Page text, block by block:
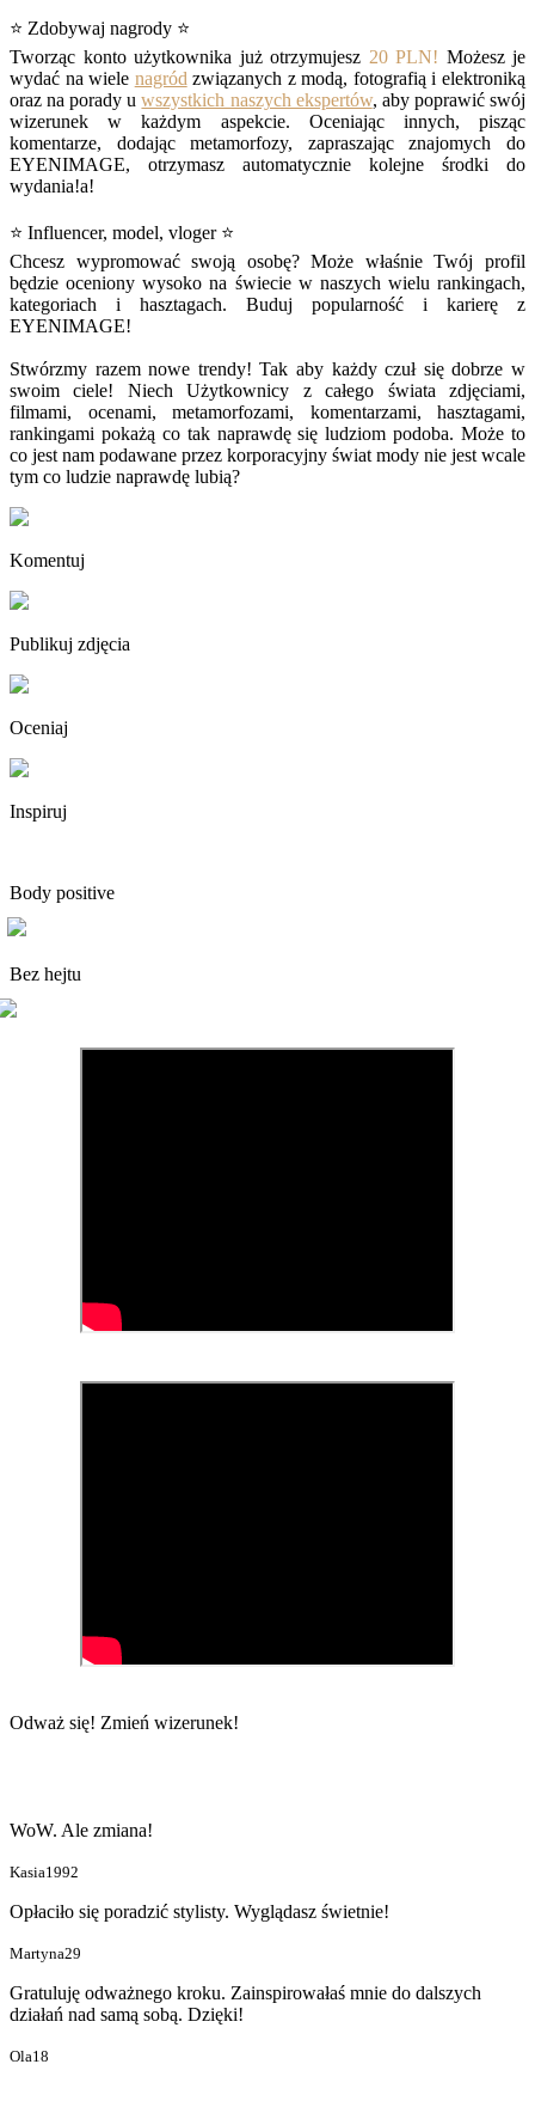
⭐ Zdobywaj nagrody ⭐
Tworząc konto użytkownika już otrzymujesz 20 PLN! Możesz je
wydać na wiele nagród związanych z modą, fotografią i elektroniką
oraz na porady uwszystkich naszych ekspertów, aby poprawić swój
wizerunek w każdym aspekcie. Oceniając innych, pisząc
komentarze, dodając metamorfozy, zapraszając znajomych do
EYENIMAGE, otrzymasz automatycznie kolejne środki do
wydania!a!
⭐ Influencer, model, vloger ⭐
Chcesz wypromować swoją osobę? Może właśnie Twój profil
będzie oceniony wysoko na świecie w naszych wielu rankingach,
kategoriach i hasztagach. Buduj popularność i karierę z
EYENIMAGE!
Stwórzmy razem nowe trendy! Tak aby każdy czuł się dobrze w
swoim ciele! Niech Użytkownicy z całego świata zdjęciami,
filmami, ocenami, metamorfozami, komentarzami, hasztagami,
rankingami pokażą co tak naprawdę się ludziom podoba. Może to
co jest nam podawane przez korporacyjny świat mody nie jest wcale
tym co ludzie naprawdę lubią?
Komentuj
Publikuj zdjęcia
Oceniaj
Inspiruj
Body positive
Bez hejtu
Odważ się! Zmień wizerunek!
WoW. Ale zmiana!
Kasia1992
Opłaciło się poradzić stylisty. Wyglądasz świetnie!
Martyna29
Gratuluję odważnego kroku. Zainspirowałaś mnie do dalszych
działań nad samą sobą. Dzięki!
Ola18